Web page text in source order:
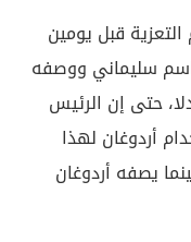
قبل يومين
سليماني ووصفه
حتى إن الرئيس
أردوغان لهذا
يصفه أردوغان